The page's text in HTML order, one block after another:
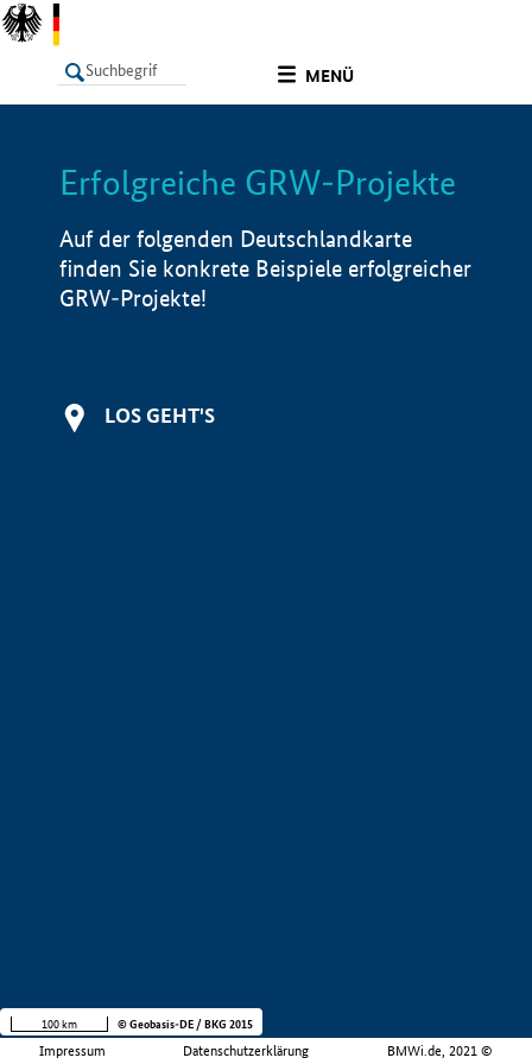
MENÜ
LISTE Info
Erfolgreiche GRW-Projekte
Auf der folgenden Deutschlandkarte
finden Sie konkrete Beispiele erfolgreicher
GRW-Projekte!
LOS GEHT'S
Impressum Datenschutzerklärung BMWi.de, 2021 ©
100 km © Geobasis-DE / BKG 2015